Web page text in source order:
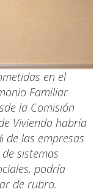
en el
Familiar
la Comisión
Vivienda habría
de las empresas
sistemas
podría
de rubro.